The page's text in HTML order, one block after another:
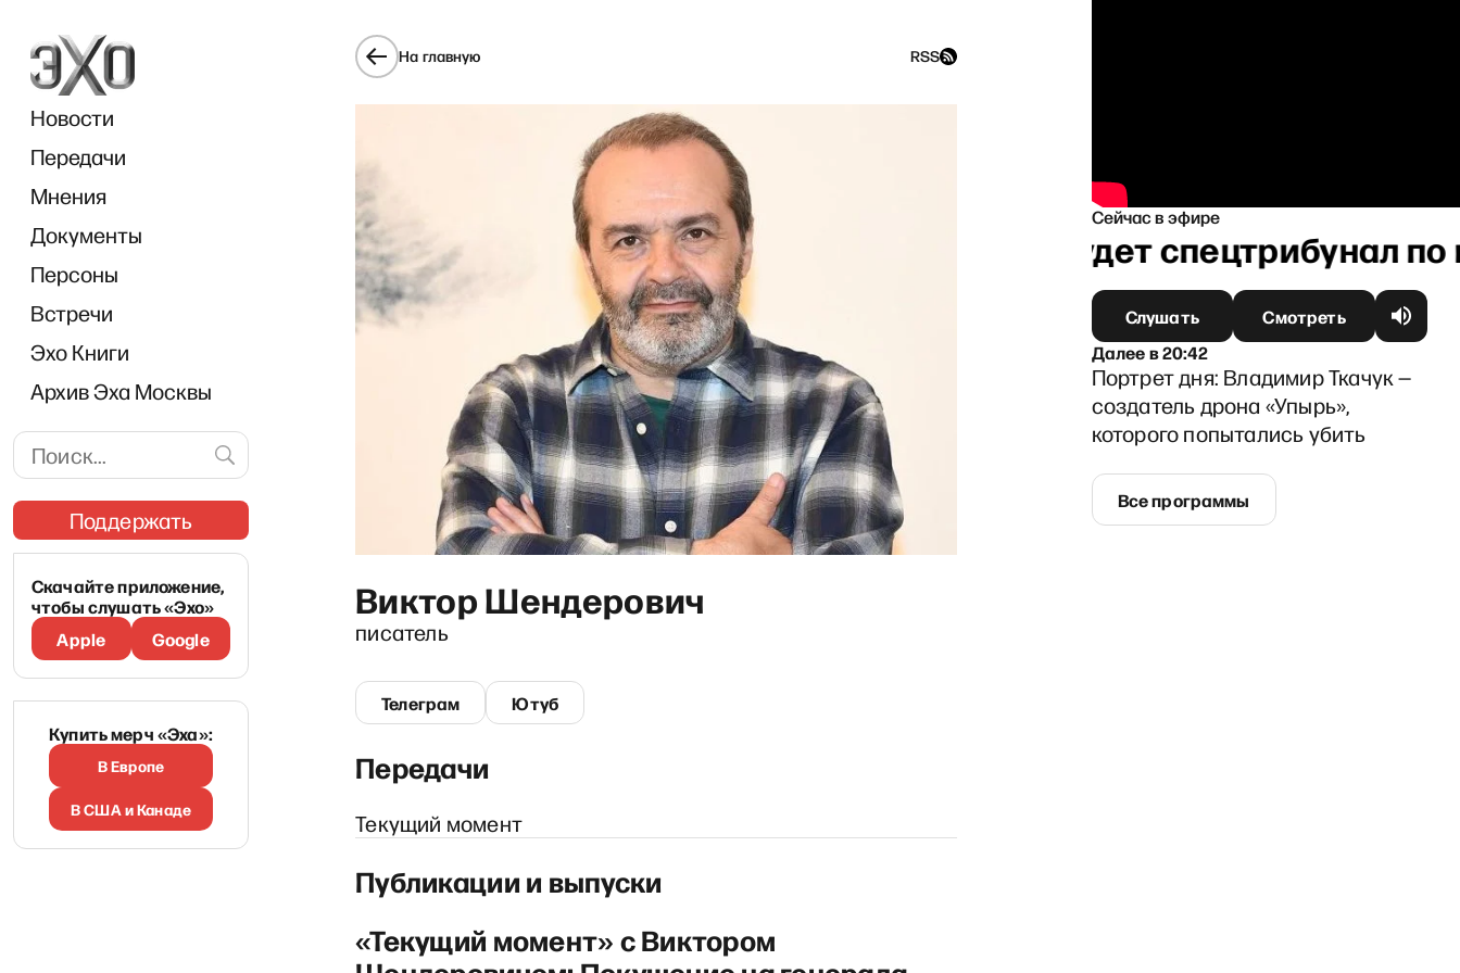
Новости
Передачи
Мнения
Документы
Персоны
Встречи
Эхо Книги
Архив Эха Москвы
Поддержать
Скачайте приложение,
чтобы слушать «Эхо»
Apple
Google
Купить мерч «Эха»:
В Европе
В США и Канаде
На главную RSS
Виктор Шендерович
писатель
Телеграм Ютуб
Передачи
Текущий момент
Публикации и выпуски
«Текущий момент» с Виктором
Сейчас в эфире
«Геофактор»: Путин и Ко — каким будет спецтрибунал
Слушать
Смотреть
Далеев20:42
Портрет дня: Владимир Ткачук —
создатель дрона «Упырь»,
которого попытались убить
Все программы